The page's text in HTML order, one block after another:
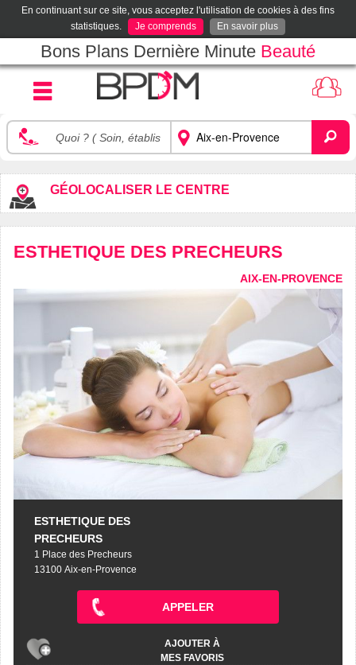
En continuant sur ce site, vous acceptez l'utilisation de cookies à des fins
statistiques.
Je comprends En savoir plus
Bons Plans Dernière Minute Beauté
GÉOLOCALISER LE CENTRE
ESTHETIQUE DES PRECHEURS
AIX-EN-PROVENCE
ESTHETIQUE DES
PRECHEURS
1 Place des Precheurs
13100 Aix-en-Provence
APPELER
AJOUTER À
MES FAVORIS